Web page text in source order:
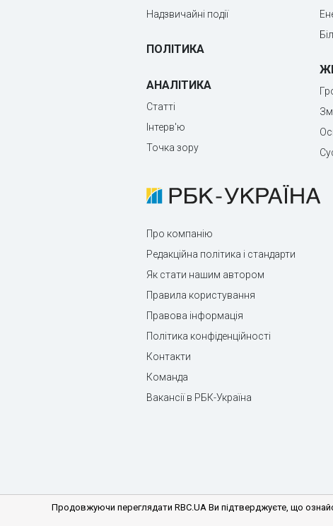
Надзвичайні події
ПОЛІТИКА
АНАЛІТИКА
Статті
Інтерв'ю
Точка зору
Про компанію
Редакційна політика і стандарти
Як стати нашим автором
Правила користування
Правова інформація
Політика конфіденційності
Контакти
Команда
Вакансії в РБК-Україна
Продовжуючи переглядати RBC.UA Ви підтверджуєте, що